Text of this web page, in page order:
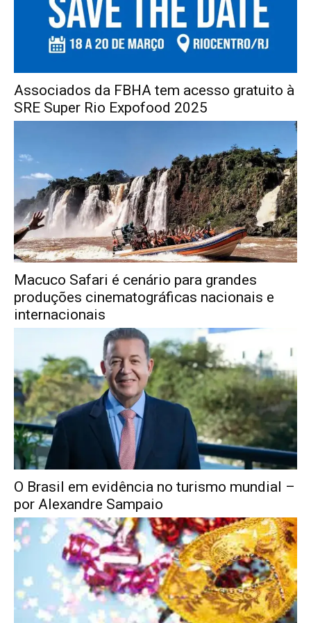
Associados da FBHA tem acesso gratuito à
SRE Super Rio Expofood 2025
Macuco Safari é cenário para grandes
produções cinematográficas nacionais e
internacionais
O Brasil em evidência no turismo mundial –
por Alexandre Sampaio